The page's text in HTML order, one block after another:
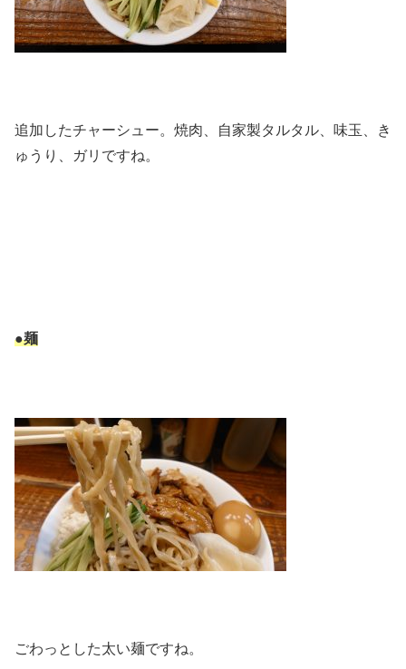
追加したチャーシュー。焼肉、自家製タルタル、味玉、き
ゅうり、ガリですね。
●麺
ごわっとした太い麺ですね。